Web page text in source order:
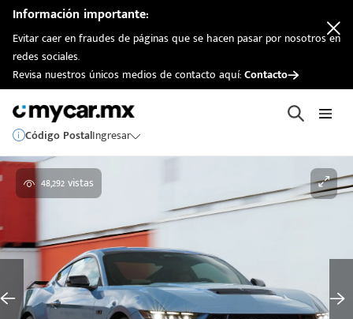
Información importante:
Evitar caer en fraudes de páginas que se hacen pasar por nosotros en
redes sociales.
Revisa nuestros únicos medios de contacto aquí:Contacto
Código PostalIngresar
48,292 vistas